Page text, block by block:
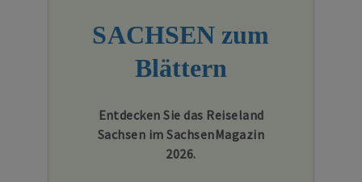
SACHSEN zum
Blättern
Entdecken Sie das Reiseland
Sachsen im SachsenMagazin
2026.